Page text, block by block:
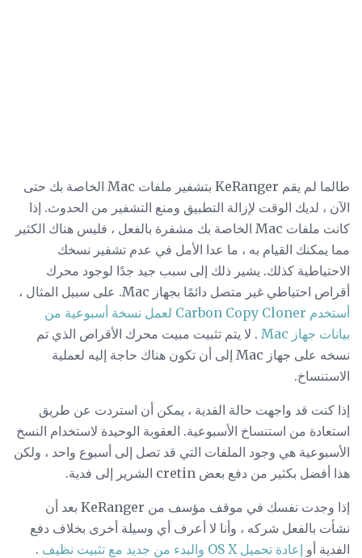
طالما لم يقم KeRanger بتشفير ملفات Mac الخاصة بك حتى
الآن ، لديك الوقت لإزالة التطبيق ومنع التشفير من الحدوث. إذا
كانت ملفات Mac الخاصة بك مشفرة بالفعل ، فليس هناك الكثير
مما يمكنك القيام به ، ما عدا الأمل في عدم تشفير نسخك
الاحتياطية كذلك. يشير ذلك إلى سبب جيد جدًا لوجود محرك
أقراص احتياطي غير متصل دائمًا بجهاز Mac. على سبيل المثال ،
أستخدم Carbon Copy Cloner لعمل نسخة أسبوعية من
بيانات جهاز Mac
. لا يتم تثبيت مبيت محرك الأقراص الذي تم
نسخه على جهاز Mac إلى أن تكون هناك حاجة إليه لعملية
الاستنساخ.
إذا كنت قد واجهت حالة الفدية ، يمكن أن استردت عن طريق
استعادة من استنساخ الأسبوعية. العقوبة الوحيدة لاستخدام النسخ
الأسبوعية هي وجود الملفات التي قد تصل إلى أسبوع واحد ، ولكن
هذا أفضل بكثير من دفع بعض cretin الشرير إلى فدية.
إذا وجدت نفسك في موقف مؤسف من KeRanger بعد أن
نشأت بالفعل شركه ، وأنا لا أعرف أي وسيلة أخرى بخلاف دفع
الفدية أو إعادة تحميل OS X والبدء من جديد مع تثبيت نظيف .